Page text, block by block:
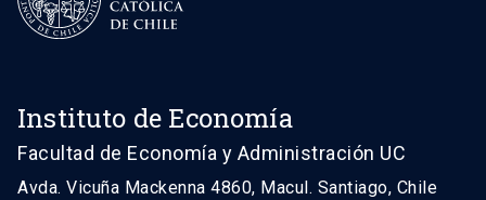
Instituto de Economía
Facultad de Economía y Administración UC
Avda. Vicuña Mackenna 4860, Macul. Santiago, Chile